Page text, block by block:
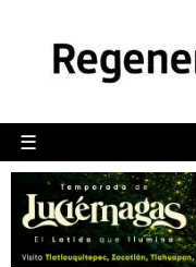
☰